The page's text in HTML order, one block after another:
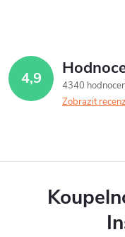
4,9
4340
Zobrazit